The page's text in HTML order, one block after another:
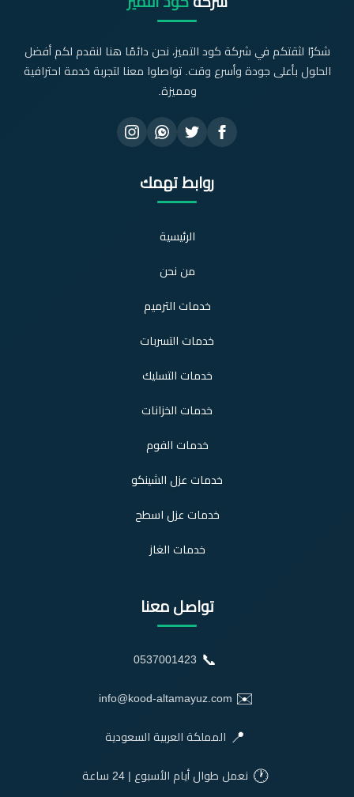
شكرًا لثقتكم في شركة كود التميز، نحن دائمًا هنا لنقدم لكم أفضل
الحلول بأعلى جودة وأسرع وقت. تواصلوا معنا لتجربة خدمة احترافية
ومميزة.
روابط تهمك
الرئيسية
من نحن
خدمات الترميم
خدمات التسربات
خدمات التسليك
خدمات الخزانات
خدمات الفوم
خدمات عزل الشينكو
خدمات عزل اسطح
خدمات الغاز
تواصل معنا
📞
0537001423
✉️
info@kood-altamayuz.com
📍 المملكة العربية السعودية
🕐 نعمل طوال أيام الأسبوع | 24 ساعة